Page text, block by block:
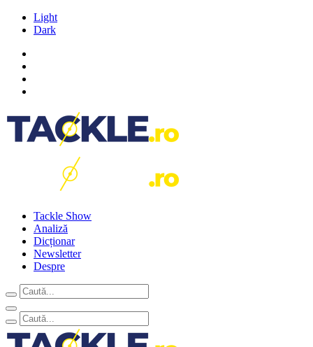
Light
Dark
Tackle Show
Analiză
Dicționar
Newsletter
Despre